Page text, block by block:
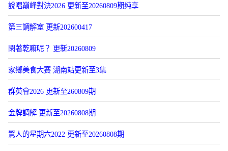
說唱巔峰對決2026 更新至20260809期纯享
第三調解室 更新202600417
閑著乾嘛呢？ 更新20260809
家鄕美食大賽 湖南站更新至3集
群英會2026 更新至260809期
金牌調解 更新至20260808期
驚人的星期六2022 更新至20260808期